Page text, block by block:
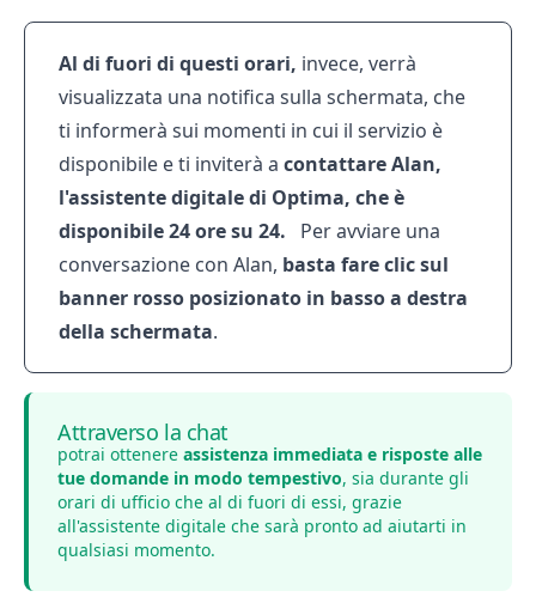
Al di fuori di questi orari, invece, verrà
visualizzata una notifica sulla schermata, che
ti informerà sui momenti in cui il servizio è
disponibile e ti inviterà a contattare Alan,
l'assistente digitale di Optima, che è
disponibile 24 ore su 24. Per avviare una
conversazione con Alan, basta fare clic sul
banner rosso posizionato in basso a destra
della schermata.
Attraverso la chat
potrai ottenere assistenza immediata e risposte alle
tue domande in modo tempestivo, sia durante gli
orari di ufficio che al di fuori di essi, grazie
all'assistente digitale che sarà pronto ad aiutarti in
qualsiasi momento.